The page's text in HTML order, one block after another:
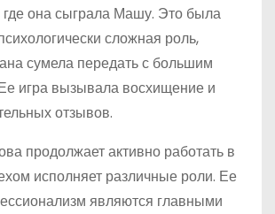
где она сыграла Машу. Это была
сложная роль,
сумела передать с большим
игра вызывала восхищение и
отзывов.
продолжает активно работать в
исполняет различные роли. Ее
являются главными